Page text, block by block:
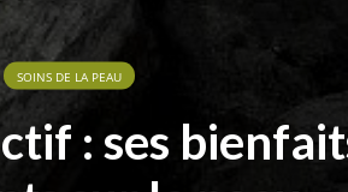
SOINS DE LA PEAU
: ses